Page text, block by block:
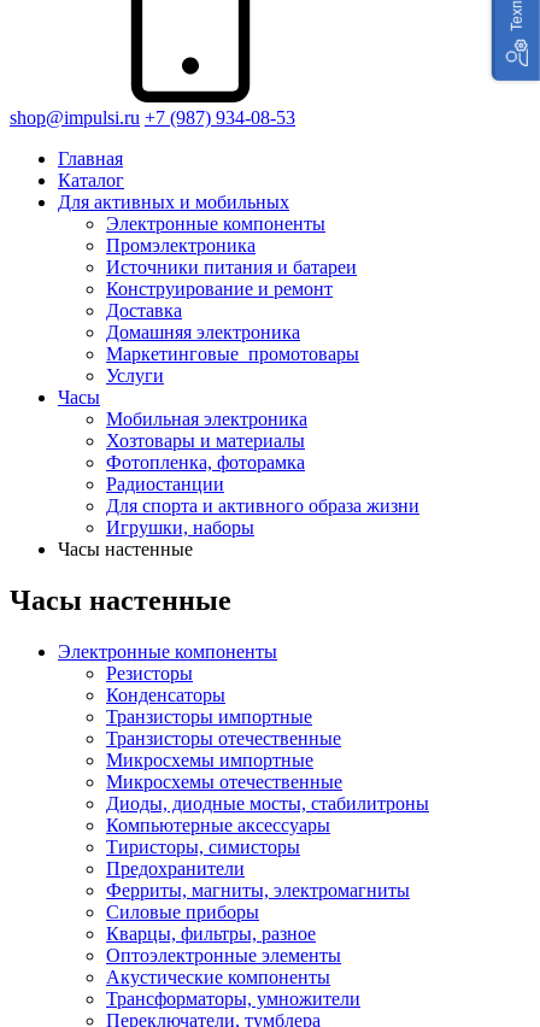
shop@impulsi.ru +7 (987) 934-08-53
Главная
Каталог
Для активных и мобильных
Электронные компоненты
Промэлектроника
Источники питания и батареи
Конструирование и ремонт
Доставка
Домашняя электроника
Маркетинговые_промотовары
Услуги
Часы
Мобильная электроника
Хозтовары и материалы
Фотопленка, фоторамка
Радиостанции
Для спорта и активного образа жизни
Игрушки, наборы
Часы настенные
Часы настенные
Электронные компоненты
Резисторы
Конденсаторы
Транзисторы импортные
Транзисторы отечественные
Микросхемы импортные
Микросхемы отечественные
Диоды, диодные мосты, стабилитроны
Компьютерные аксессуары
Тиристоры, симисторы
Предохранители
Ферриты, магниты, электромагниты
Силовые приборы
Кварцы, фильтры, разное
Оптоэлектронные элементы
Акустические компоненты
Трансформаторы, умножители
Переключатели, тумблера